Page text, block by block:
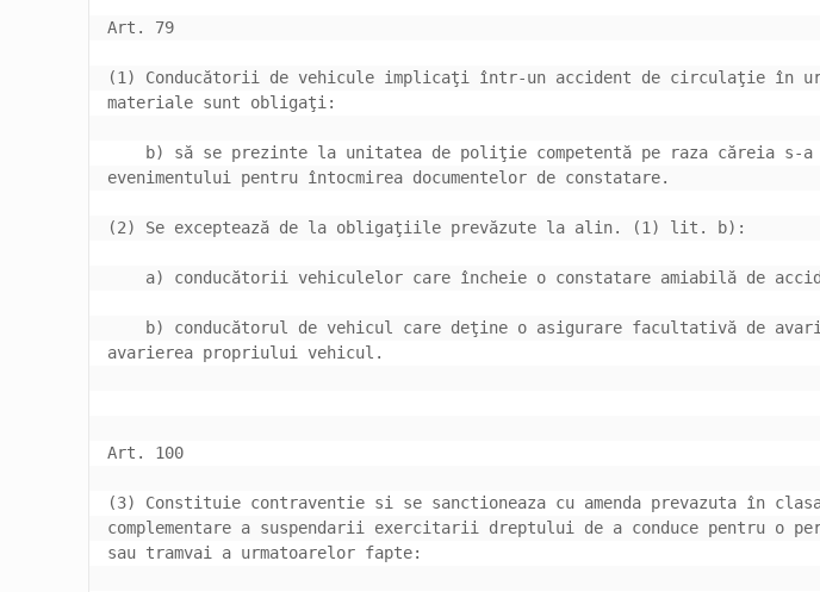
(1) Conducătorii de vehicule implicaţi într-un accident de circulaţie în
b) să se prezinte la unitatea de poliţie competentă pe raza căreia s-a
b) conducătorul de vehicul care deţine o asigurare facultativă de
(3) Constituie contraventie si se sanctioneaza cu amenda prevazuta în
complementare a suspendarii exercitarii dreptului de a conduce pentru o